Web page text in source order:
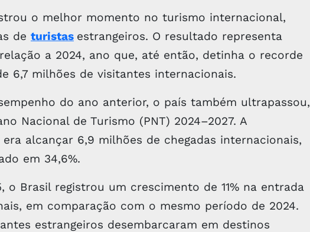
o melhor momento no turismo internacional,
de turistas estrangeiros. O resultado representa
a 2024, ano que, até então, detinha o recorde
6,7 milhões de visitantes internacionais.
do ano anterior, o país também ultrapassou,
Nacional de Turismo (PNT) 2024–2027. A
alcançar 6,9 milhões de chegadas internacionais,
em 34,6%.
o Brasil registrou um crescimento de 11% na entrada
em comparação com o mesmo período de 2024.
estrangeiros desembarcaram em destinos